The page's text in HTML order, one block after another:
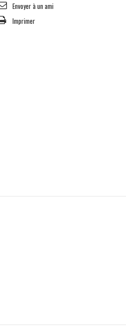
Envoyer à un ami
Imprimer